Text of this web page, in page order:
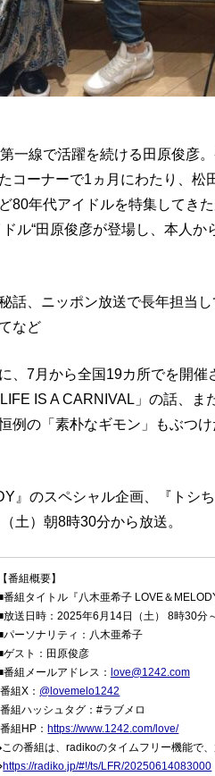
一線で活躍を続ける田原俊彦
コーナーで1ヵ月にわたり、松
80年代アイドルを特集してき
ドル“田原俊彦が登場し、本人
話、ニッポン放送で長年担当
など
、7月から全国19カ所でを開
IS A CARNIVAL」の話、ま
例の「素朴なギモン」もぶつ
』のスペシャル企画、『トシ
土）朝8時30分から放送。
【番組概要】
番組タイトル『八木亜希子 LOVE＆
放送日時：2025年6月14日（土） 8時30分
パーソナリティ：八木亜希子
ゲスト：田原俊彦
番組メールアドレス： love@1242.com
組X： @lovemelo1242
組ハッシュタグ：#ラブメロ
組HP：https://www.1242.com/love/
の番組は、radikoのタイムフリー機能で
https://radiko.jp/#!/ts/LFR/20250614083000